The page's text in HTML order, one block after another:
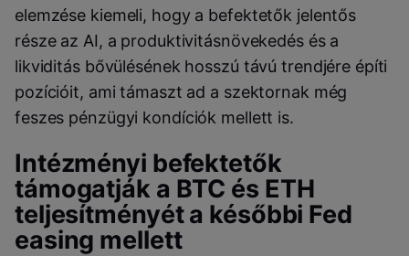
elemzése kiemeli, hogy a befektetők jelentős
része az AI, a produktivitásnövekedés és a
likviditás bővülésének hosszú távú trendjére építi
pozícióit, ami támaszt ad a szektornak még
feszes pénzügyi kondíciók mellett is.
Intézményi befektetők
támogatják a BTC és ETH
teljesítményét a későbbi Fed
easing mellett